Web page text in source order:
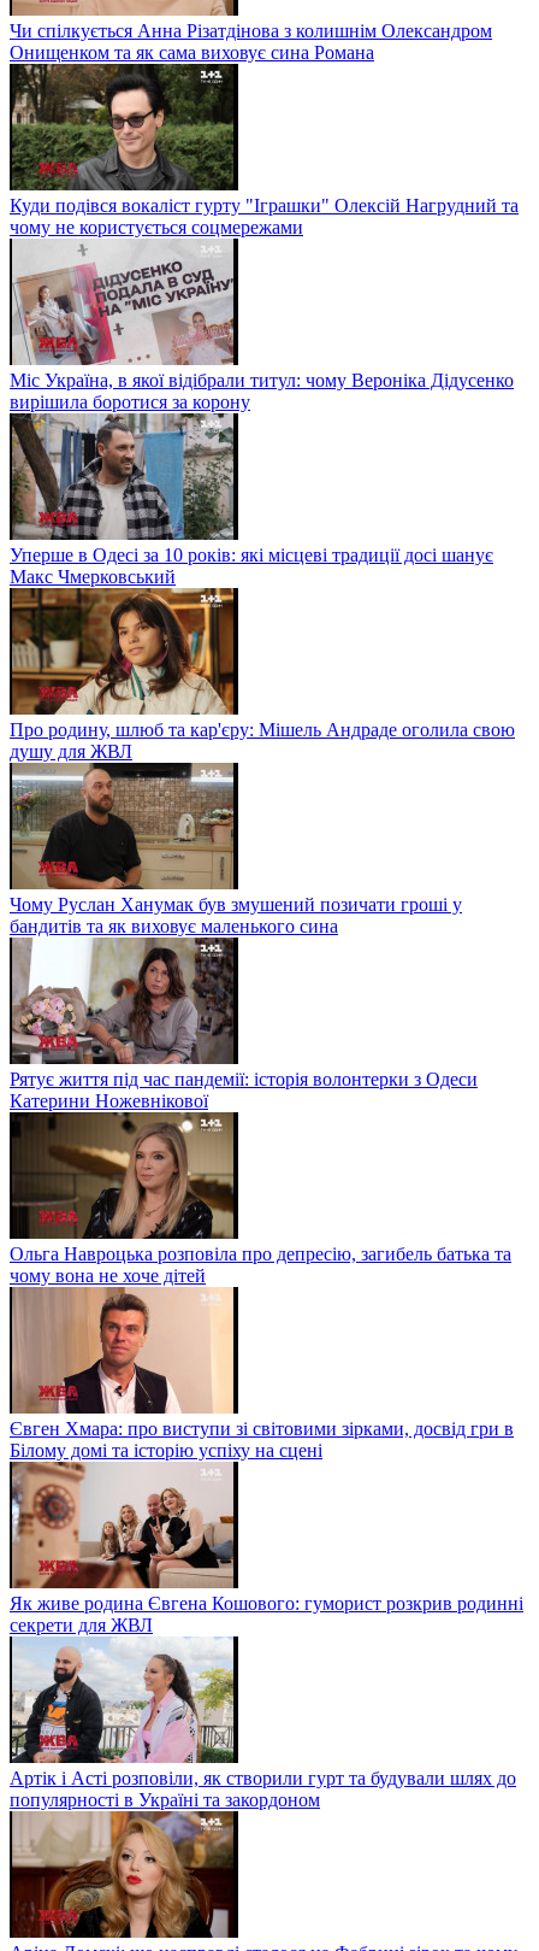
Чи спілкується Анна Різатдінова з колишнім Олександром
Онищенком та як сама виховує сина Романа
Куди подівся вокаліст гурту "Іграшки" Олексій Нагрудний та
чому не користується соцмережами
Міс Україна, в якої відібрали титул: чому Вероніка Дідусенко
вирішила боротися за корону
Уперше в Одесі за 10 років: які місцеві традиції досі шанує
Макс Чмерковський
Про родину, шлюб та кар'єру: Мішель Андраде оголила свою
душу для ЖВЛ
Чому Руслан Ханумак був змушений позичати гроші у
бандитів та як виховує маленького сина
Рятує життя під час пандемії: історія волонтерки з Одеси
Катерини Ножевнікової
Ольга Навроцька розповіла про депресію, загибель батька та
чому вона не хоче дітей
Євген Хмара: про виступи зі світовими зірками, досвід гри в
Білому домі та історію успіху на сцені
Як живе родина Євгена Кошового: гуморист розкрив родинні
секрети для ЖВЛ
Артік і Асті розповіли, як створили гурт та будували шлях до
популярності в Україні та закордоном